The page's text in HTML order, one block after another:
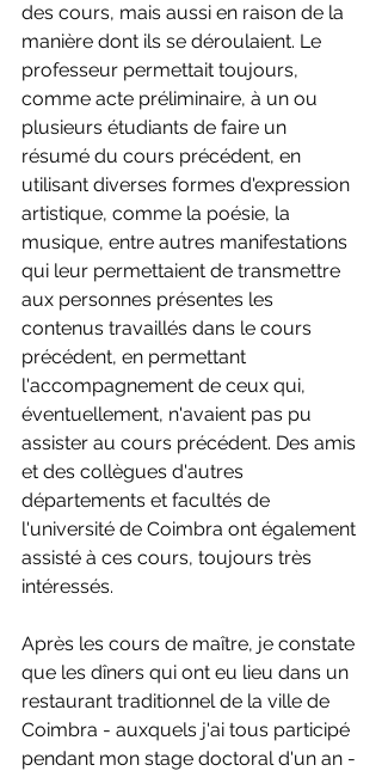
des cours, mais aussi en raison de la
manière dont ils se déroulaient. Le
professeur permettait toujours,
comme acte préliminaire, à un ou
plusieurs étudiants de faire un
résumé du cours précédent, en
utilisant diverses formes d'expression
artistique, comme la poésie, la
musique, entre autres manifestations
qui leur permettaient de transmettre
aux personnes présentes les
contenus travaillés dans le cours
précédent, en permettant
l'accompagnement de ceux qui,
éventuellement, n'avaient pas pu
assister au cours précédent. Des amis
et des collègues d'autres
départements et facultés de
l'université de Coimbra ont également
assisté à ces cours, toujours très
intéressés.
Après les cours de maître, je constate
que les dîners qui ont eu lieu dans un
restaurant traditionnel de la ville de
Coimbra - auxquels j'ai tous participé
pendant mon stage doctoral d'un an -